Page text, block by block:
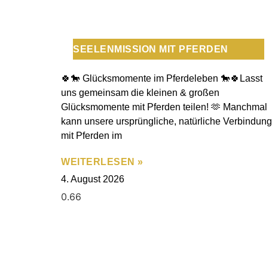
SEELENMISSION MIT PFERDEN
🍀🐎 Glücksmomente im Pferdeleben 🐎🍀Lasst
uns gemeinsam die kleinen & großen
Glücksmomente mit Pferden teilen! 🫶 Manchmal
kann unsere ursprüngliche, natürliche Verbindung
mit Pferden im
WEITERLESEN »
4. August 2026